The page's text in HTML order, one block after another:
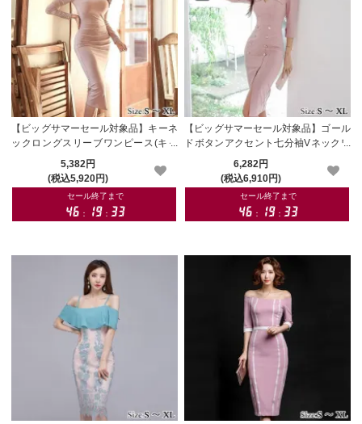
【ビッグサマーセール対象品】キーネ
ックロングスリーブワンピース(キャ
バドレス・CABARETDRESS)
5,382円
(税込5,920円)
【ビッグサマーセール対象品】ゴール
ドボタンアクセント七分袖Vネックワ
ンピース(キャバドレス・CABARETD
6,282円
(税込6,910円)